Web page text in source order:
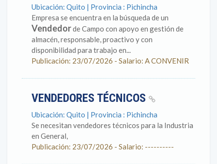
Ubicación: Quito | Provincia : Pichincha
Empresa se encuentra en la búsqueda de un
Vendedorde Campo con apoyo en gestión de
almacén, responsable, proactivo y con
disponibilidad para trabajo en...
Publicación: 23/07/2026 - Salario: A CONVENIR
VENDEDORES TÉCNICOS
Ubicación: Quito | Provincia : Pichincha
Se necesitan vendedores técnicos para la Industria
en General,
Publicación: 23/07/2026 - Salario: ----------